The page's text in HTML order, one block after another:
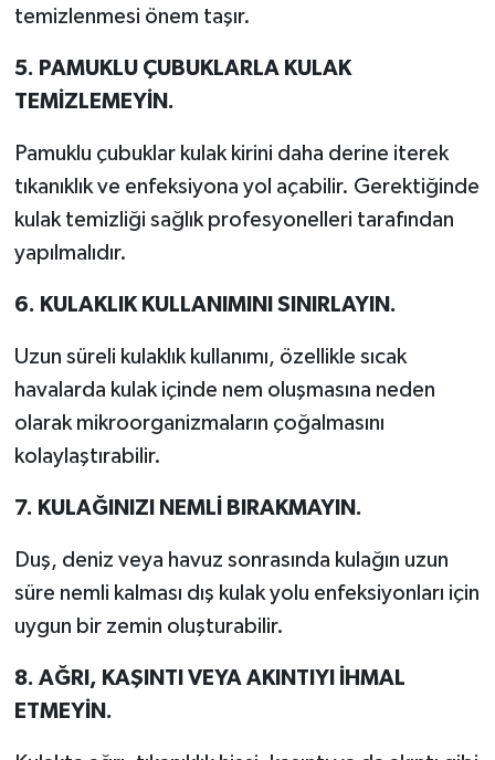
temizlenmesi önem taşır.
5. PAMUKLU ÇUBUKLARLA KULAK
TEMİZLEMEYİN.
Pamuklu çubuklar kulak kirini daha derine iterek
tıkanıklık ve enfeksiyona yol açabilir. Gerektiğinde
kulak temizliği sağlık profesyonelleri tarafından
yapılmalıdır.
6. KULAKLIK KULLANIMINI SINIRLAYIN.
Uzun süreli kulaklık kullanımı, özellikle sıcak
havalarda kulak içinde nem oluşmasına neden
olarak mikroorganizmaların çoğalmasını
kolaylaştırabilir.
7. KULAĞINIZI NEMLİ BIRAKMAYIN.
Duş, deniz veya havuz sonrasında kulağın uzun
süre nemli kalması dış kulak yolu enfeksiyonları için
uygun bir zemin oluşturabilir.
8. AĞRI, KAŞINTI VEYA AKINTIYI İHMAL
ETMEYİN.